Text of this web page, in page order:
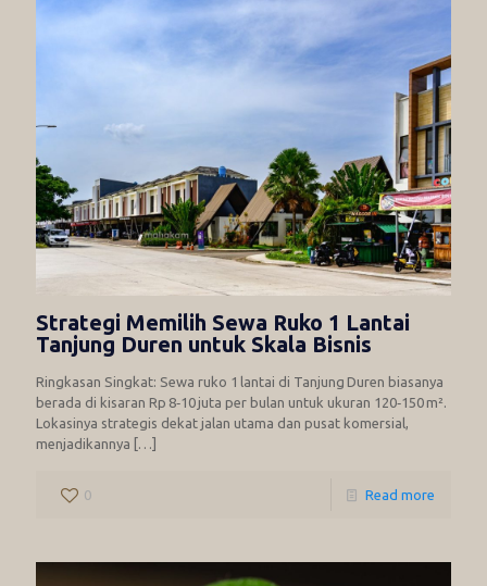
Strategi Memilih Sewa Ruko 1 Lantai
Tanjung Duren untuk Skala Bisnis
Ringkasan Singkat: Sewa ruko 1 lantai di Tanjung Duren biasanya
berada di kisaran Rp 8‑10 juta per bulan untuk ukuran 120‑150 m².
Lokasinya strategis dekat jalan utama dan pusat komersial,
menjadikannya […]
0 Read more